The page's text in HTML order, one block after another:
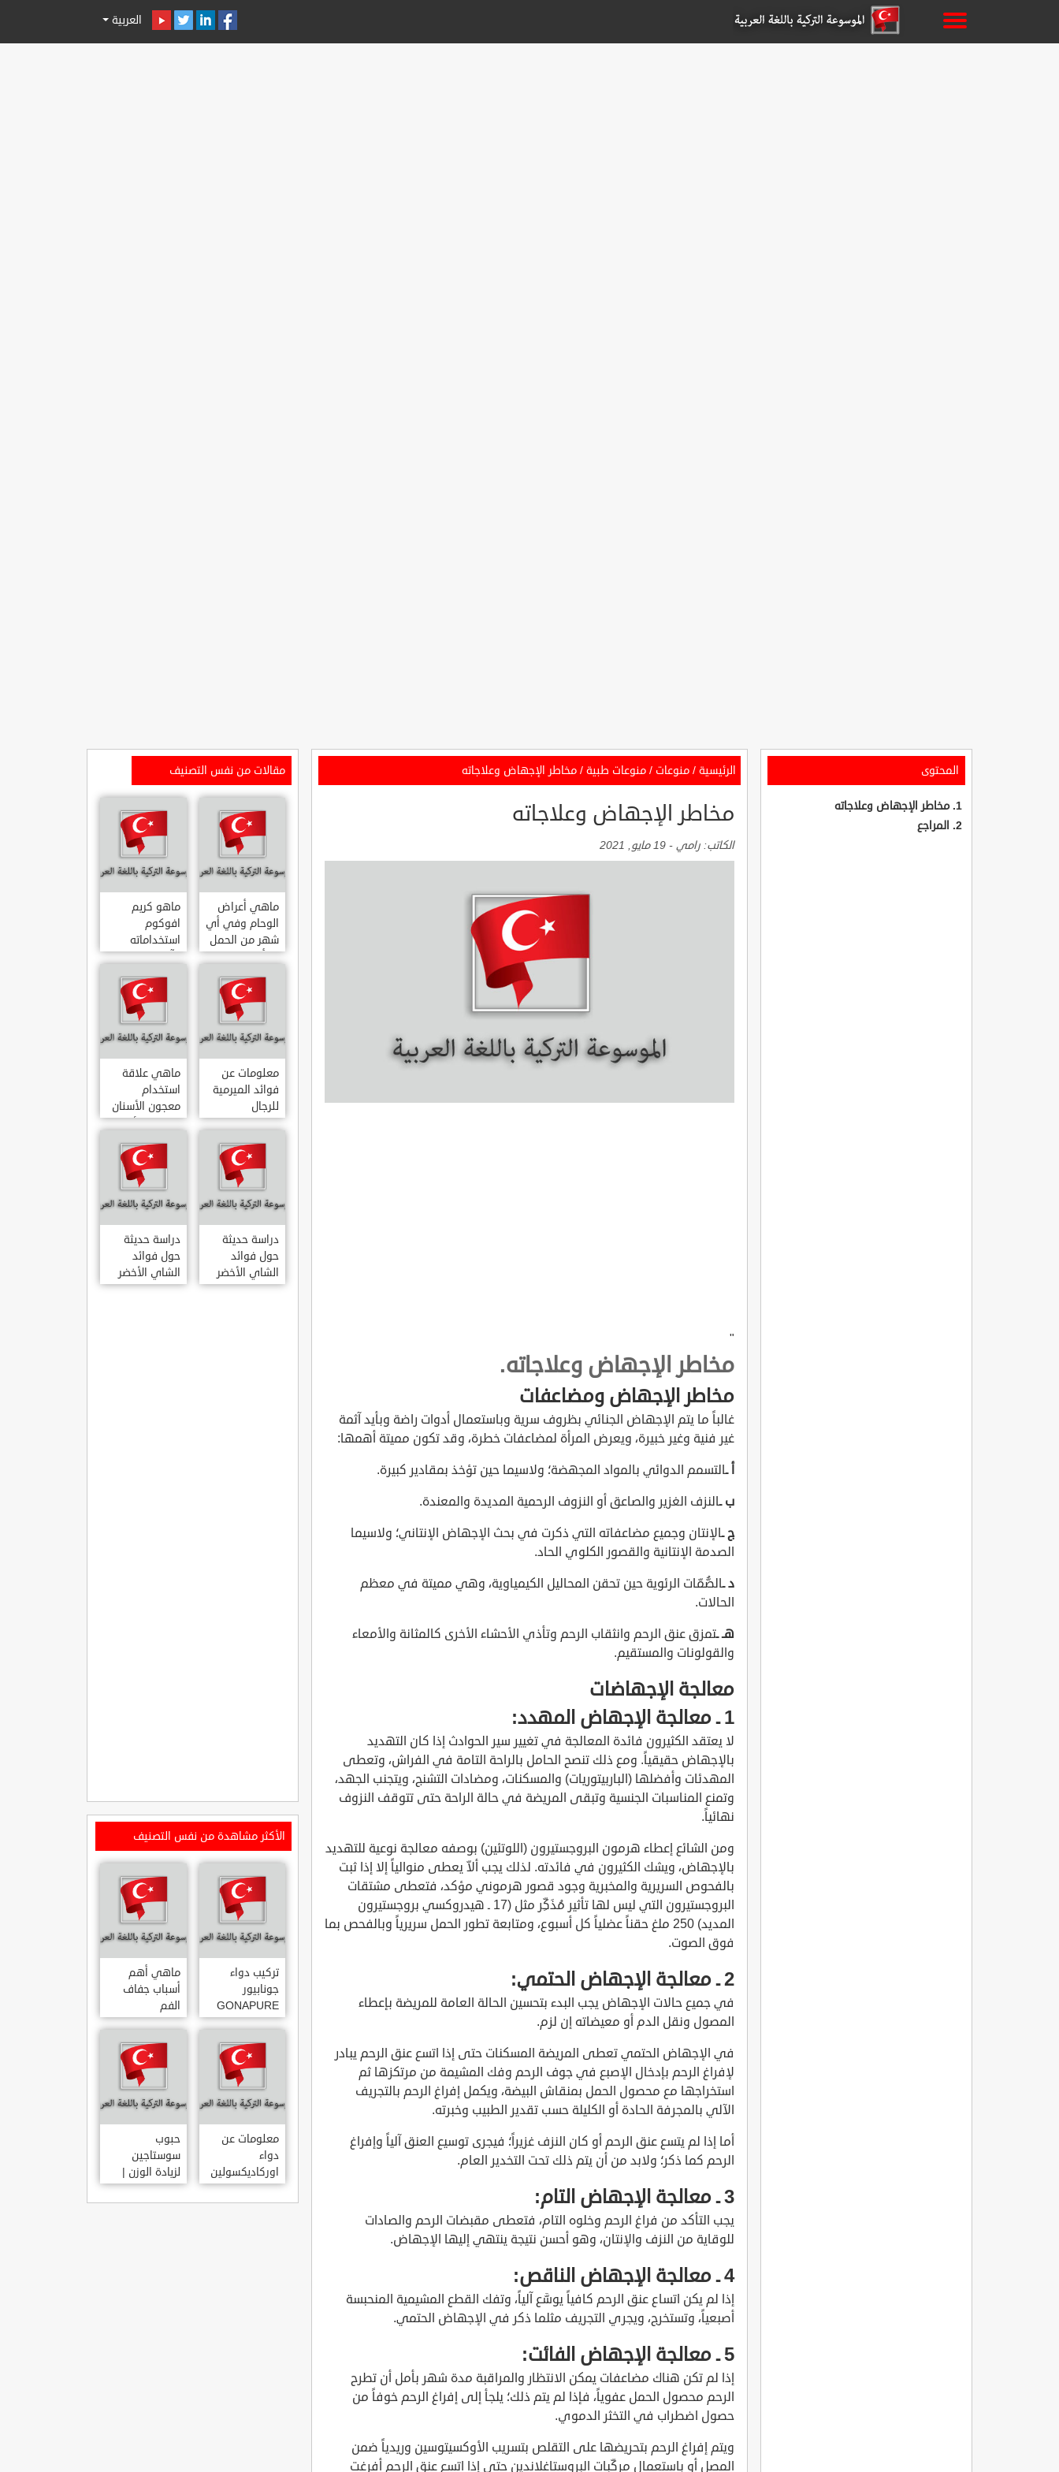
العربية
المحتوى
مخاطر الإجهاض وعلاجاته
المراجع
الرئيسية / منوعات / منوعات طبية / مخاطر الإجهاض وعلاجاته
مخاطر الإجهاض وعلاجاته
الكاتب: رامي - 19 مايو, 2021
"
مخاطر الإجهاض وعلاجاته.
مخاطر الإجهاض ومضاعفات
غالباً ما يتم الإجهاض الجنائي بظروف سرية وباستعمال أدوات راضة وبأيد آثمة
غير فنية وغير خبيرة، ويعرض المرأة لمضاعفات خطرة، وقد تكون مميتة أهمها:
أ ـالتسمم الدوائي بالمواد المجهضة؛ ولاسيما حين تؤخذ بمقادير كبيرة.
ب ـالنزف الغزير والصاعق أو النزوف الرحمية المديدة والمعندة.
ج ـالإنتان وجميع مضاعفاته التي ذكرت في بحث الإجهاض الإنتاني؛ ولاسيما
الصدمة الإنتانية والقصور الكلوي الحاد.
د ـالصُّمّات الرئوية حين تحقن المحاليل الكيمياوية، وهي مميتة في معظم
الحالات.
هـ ـتمزق عنق الرحم وانثقاب الرحم وتأذي الأحشاء الأخرى كالمثانة والأمعاء
والقولونات والمستقيم.
معالجة الإجهاضات
1 ـ معالجة الإجهاض المهدد:
لا يعتقد الكثيرون فائدة المعالجة في تغيير سير الحوادث إذا كان التهديد
بالإجهاض حقيقياً. ومع ذلك تنصح الحامل بالراحة التامة في الفراش، وتعطى
المهدئات وأفضلها (الباربيتوريات) والمسكنات، ومضادات التشنج، ويتجنب الجهد،
وتمنع المناسبات الجنسية وتبقى المريضة في حالة الراحة حتى تتوقف النزوف
نهائياً.
ومن الشائع إعطاء هرمون البروجستيرون (اللوتئين) بوصفه معالجة نوعية للتهديد
بالإجهاض، ويشك الكثيرون في فائدته. لذلك يجب ألاّ يعطى منوالياً إلا إذا ثبت
بالفحوص السريرية والمخبرية وجود قصور هرموني مؤكد، فتعطى مشتقات
البروجستيرون التي ليس لها تأثير مُذَكِّر مثل (17 ـ هيدروكسي بروجستيرون
المديد) 250 ملغ حقناً عضلياً كل أسبوع، ومتابعة تطور الحمل سريرياً وبالفحص بما
فوق الصوت.
2 ـ معالجة الإجهاض الحتمي:
في جميع حالات الإجهاض يجب البدء بتحسين الحالة العامة للمريضة بإعطاء
المصول ونقل الدم أو معيضاته إن لزم.
في الإجهاض الحتمي تعطى المريضة المسكنات حتى إذا اتسع عنق الرحم يبادر
لإفراغ الرحم بإدخال الإصبع في جوف الرحم وفك المشيمة من مرتكزها ثم
استخراجها مع محصول الحمل بمنقاش البيضة، ويكمل إفراغ الرحم بالتجريف
الآلي بالمجرفة الحادة أو الكليلة حسب تقدير الطبيب وخبرته.
أما إذا لم يتسع عنق الرحم أو كان النزف غزيراً؛ فيجرى توسيع العنق آلياً وإفراغ
الرحم كما ذكر؛ ولابد من أن يتم ذلك تحت التخدير العام.
3 ـ معالجة الإجهاض التام:
يجب التأكد من فراغ الرحم وخلوه التام، فتعطى مقبضات الرحم والصادات
للوقاية من النزف والإنتان، وهو أحسن نتيجة ينتهي إليها الإجهاض.
4 ـ معالجة الإجهاض الناقص:
إذا لم يكن اتساع عنق الرحم كافياً يوسَّع آلياً، وتفك القطع المشيمية المنحبسة
أصبعياً، وتستخرج، ويجري التجريف مثلما ذكر في الإجهاض الحتمي.
5 ـ معالجة الإجهاض الفائت:
إذا لم تكن هناك مضاعفات يمكن الانتظار والمراقبة مدة شهر بأمل أن تطرح
الرحم محصول الحمل عفوياً، فإذا لم يتم ذلك؛ يلجأ إلى إفراغ الرحم خوفاً من
حصول اضطراب في التخثر الدموي.
ويتم إفراغ الرحم بتحريضها على التقلص بتسريب الأوكسيتوسين وريدياً ضمن
المصل أو باستعمال مركّبات البروستاغلاندين حتى إذا اتسع عنق الرحم أفرغت
مقالات من نفس التصنيف
ماهي أعراض
الوحام وفي أي
شهر من الحمل
يبدأ
ماهو كريم
افوكوم
استخداماته
وآثاره الجانبية
معلومات عن
فوائد الميرمية
للرجال
ماهي علاقة
استخدام
معجون الأسنان
بالتهاب الأمعاء
دراسة حديثة
حول فوائد
الشاي الأخضر
دراسة حديثة
حول فوائد
الشاي الأخضر
لعلاج التهاب
الأكثر مشاهدة من نفس التصنيف
تركيب دواء
جونابيور
GONAPURE
ودواعي
استخدامه
ماهي أهم
أسباب جفاف
الفم
معلومات عن
دواء
اوركاديكسولين
ORCHADEXOLINE
حبوب
سوستاجين
لزيادة الوزن |
دواء سوستاجين
أفضل برشام